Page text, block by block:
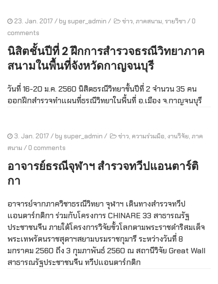
23. Jan. 2017 / by super_admin / ข่าว, ภาคสนาม, รายวิชา / 0
comments
นิสิตชั้นปีที่ 2 ฝึกการสำรวจธรณีวิทยาภาค
สนามในพื้นที่จังหวัดกาญจนบุรี
วันที่ 16-20 ม.ค. 2560 นิสิตธรณีวิทยาชั้นปีที่ 2 จำนวน 35 คน
ออกฝึกสำรวจทำแผนที่ธรณีวิทยาในพื้นที่ อ.เมือง จ.กาญจนบุรี
3. Jan. 2017 / by super_admin / ข่าว, ความร่วมมือ, งานวิจัย, ภาค
สนาม / 0 comments
อาจารย์ธรณีจุฬาฯ สำรวจทวีปแอนตาร์ติ
กา
อาจารย์จากภาควิชาธรณีวิทยา จุฬาฯ เดินทางสำรวจทวีป
แอนตาร์กติกา ร่วมกับโครงการ CHINARE 33 สาธารณรัฐ
ประชาชนจีน ภายใต้โครงการวิจัยขั้วโลกตามพระราชดำริสมเด็จ
พระเทพรัตนราชสุดาฯสยามบรมราชกุมารี ระหว่างวันที่ 8
มกราคม 2560 ถึง 3 กุมภาพันธ์ 2560 ณ สถานีวิจัย Great Wall
สาธารณรัฐประชาชนจีน ทวีปแอนตาร์กติก